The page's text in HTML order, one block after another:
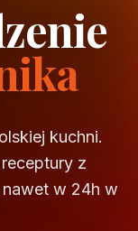
kuchni.
z
nawet w 24h w